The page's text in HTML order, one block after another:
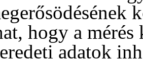
hogy a
adatok